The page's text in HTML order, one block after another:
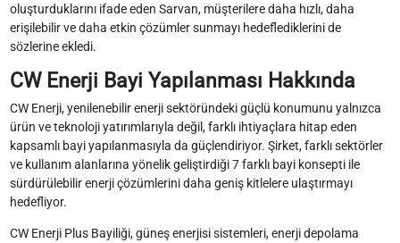
oluşturduklarını ifade eden Sarvan, müşterilere daha hızlı, daha
erişilebilir ve daha etkin çözümler sunmayı hedeflediklerini de
sözlerine ekledi.
CW Enerji Bayi Yapılanması Hakkında
CW Enerji, yenilenebilir enerji sektöründeki güçlü konumunu yalnızca
ürün ve teknoloji yatırımlarıyla değil, farklı ihtiyaçlara hitap eden
kapsamlı bayi yapılanmasıyla da güçlendiriyor. Şirket, farklı sektörler
ve kullanım alanlarına yönelik geliştirdiği 7 farklı bayi konsepti ile
sürdürülebilir enerji çözümlerini daha geniş kitlelere ulaştırmayı
hedefliyor.
CW Enerji Plus Bayiliği, güneş enerjisi sistemleri, enerji depolama